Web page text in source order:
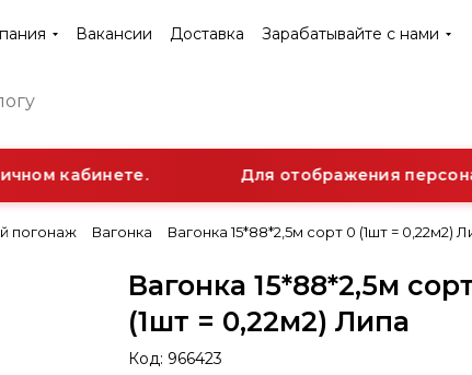
Вакансии Доставка Зарабатывайте с нами
кабинете. Для отображения
погонаж Вагонка Вагонка 15*88*2,5м сорт 0 (1шт = 0,22м2)
Вагонка 15*88*2,5м
(1шт = 0,22м2) Липа
Код: 966423